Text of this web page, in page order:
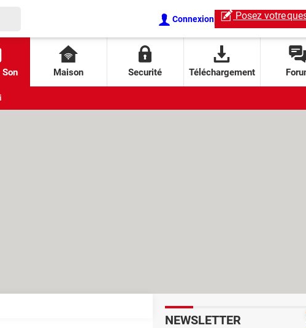
Connexion Posez votre
Maison Securité Téléchargement
NEWSLETTER